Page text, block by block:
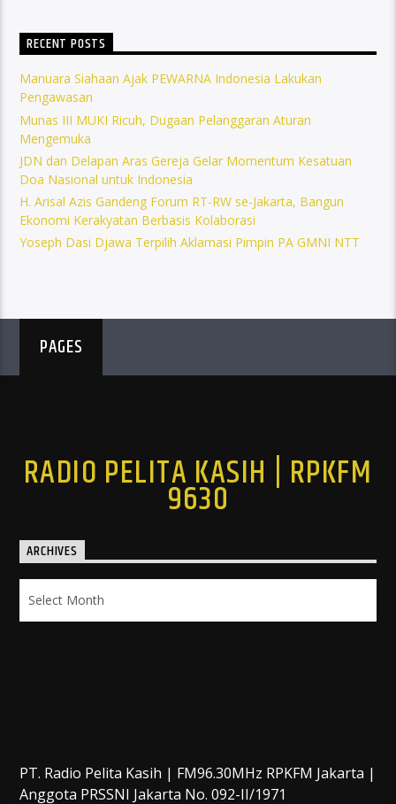
RECENT POSTS
Manuara Siahaan Ajak PEWARNA Indonesia Lakukan
Pengawasan
Munas III MUKI Ricuh, Dugaan Pelanggaran Aturan
Mengemuka
JDN dan Delapan Aras Gereja Gelar Momentum Kesatuan
Doa Nasional untuk Indonesia
H. Arisal Azis Gandeng Forum RT-RW se-Jakarta, Bangun
Ekonomi Kerakyatan Berbasis Kolaborasi
Yoseph Dasi Djawa Terpilih Aklamasi Pimpin PA GMNI NTT
PAGES
RADIO PELITA KASIH | RPKFM
9630
ARCHIVES
PT. Radio Pelita Kasih | FM96.30MHz RPKFM Jakarta |
Anggota PRSSNI Jakarta No. 092-II/1971